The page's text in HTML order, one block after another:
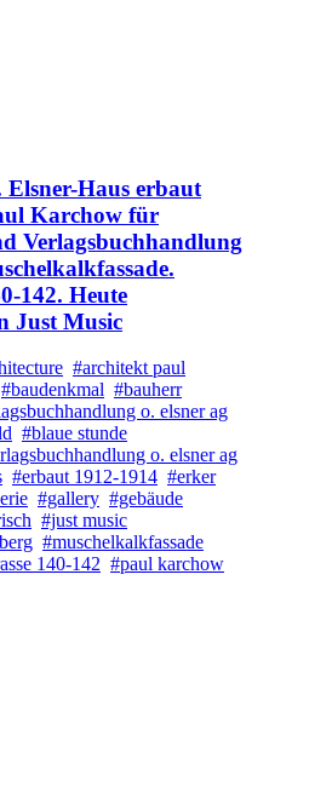
Haus erbaut
Karchow für
Verlagsbuchhandlung
142. Heute
Just Music
#architekt paul
#baudenkmal #bauherr
o. elsner ag
#blaue stunde
o. elsner ag
#erbaut 1912-1914 #erker
#gallery #gebäude
#just music
#muschelkalkfassade
140-142 #paul karchow